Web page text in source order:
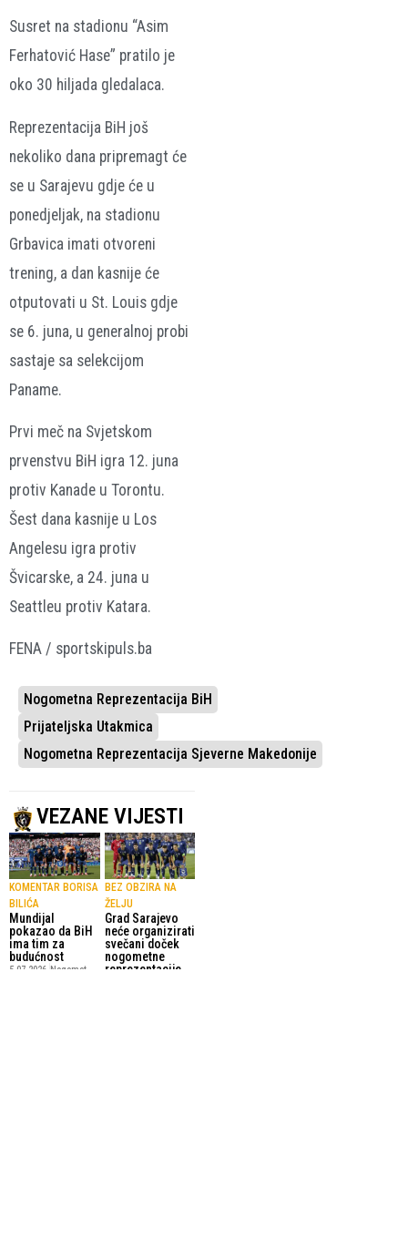
Susret na stadionu “Asim
Ferhatović Hase” pratilo je
oko 30 hiljada gledalaca.
Reprezentacija BiH još
nekoliko dana pripremagt će
se u Sarajevu gdje će u
ponedjeljak, na stadionu
Grbavica imati otvoreni
trening, a dan kasnije će
otputovati u St. Louis gdje
se 6. juna, u generalnoj probi
sastaje sa selekcijom
Paname.
Prvi meč na Svjetskom
prvenstvu BiH igra 12. juna
protiv Kanade u Torontu.
Šest dana kasnije u Los
Angelesu igra protiv
Švicarske, a 24. juna u
Seattleu protiv Katara.
FENA / sportskipuls.ba
Nogometna Reprezentacija BiH
Prijateljska Utakmica
Nogometna Reprezentacija Sjeverne Makedonije
VEZANE VIJESTI
KOMENTAR BORISA
BILIĆA
Mundijal
pokazao da BiH
ima tim za
budućnost
5.07.2026. Nogomet
BEZ OBZIRA NA
ŽELJU
Grad Sarajevo
neće organizirati
svečani doček
nogometne
reprezentacije